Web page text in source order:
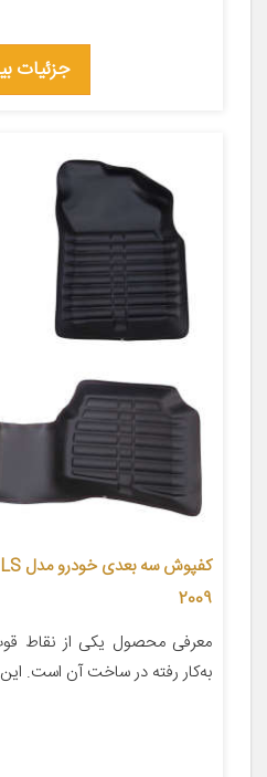
جزئیات
2009
معرفی محصول یکی از نقاط
به‌کار رفته در ساخت آن است.